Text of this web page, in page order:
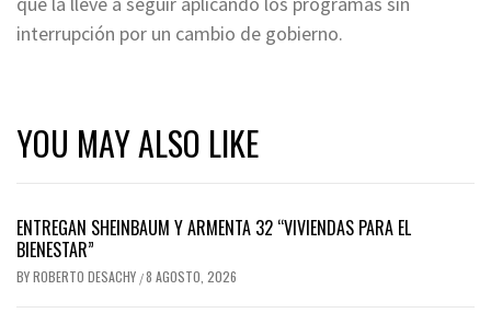
interrupción por un cambio de gobierno.
YOU MAY ALSO LIKE
ENTREGAN SHEINBAUM Y ARMENTA 32 “VIVIENDAS PARA EL
BIENESTAR”
BYROBERTO DESACHY /8 AGOSTO, 2026